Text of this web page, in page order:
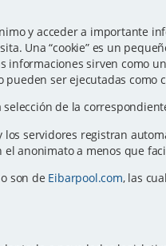
y acceder a importante
Una “cookie” es un
sirven como
pueden ser ejecutadas
de la
los servidores registran
anonimato a menos que
son de Eibarpool.com, las